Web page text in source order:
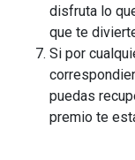
disfruta lo
que te
Si por
puedas
premio te